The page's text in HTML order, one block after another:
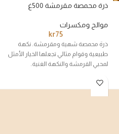
ذرة محمصة مقرمشة 500غ
موالح ومكسرات
kr75
ذرة محمصة شهية ومقرمشة. نكهة
طبيعية وقوام مثالي تجعلها الخيار الأمثل
لمحبي القرمشة والنكهة الغنية.